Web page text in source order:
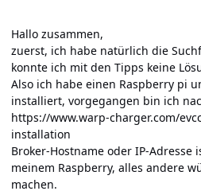
Hallo zusammen,
zuerst, ich habe natürlich die
konnte ich mit den Tipps keine
Also ich habe einen Raspberry pi
installiert, vorgegangen bin ich
https://www.warp-charger.com/
installation
Broker-Hostname oder IP-Adresse
meinem Raspberry, alles andere
machen.